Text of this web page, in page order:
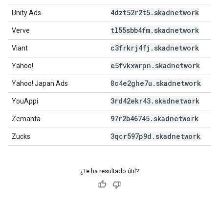
Unity Ads 4dzt52r2t5. skadnetwork
Verve tl55sbb4fm. skadnetwork
Viant c3frkrj4fj . skadnetwork
Yahoo! e5fvkxwrpn . skadnetwork
Yahoo! Japan Ads 8c4e2ghe7u . skadnetwork
YouAppi 3rd42ekr43. skadnetwork
Zemanta 97r2b46745. skadnetwork
Zucks 3qcr597p9d . skadnetwork
¿Te ha resultado útil?